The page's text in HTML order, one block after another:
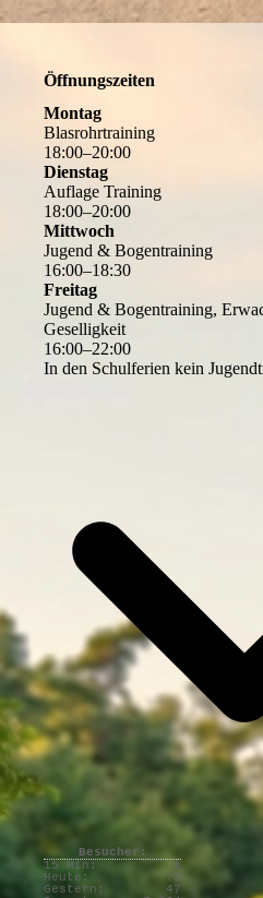
Öffnungszeiten
Montag
Blasrohrtraining
18:00–20:00
Dienstag
Auflage Training
18:00–20:00
Mittwoch
Jugend & Bogentraining
16:00–18:30
Freitag
Jugend & Bogentraining,
Geselligkeit
16:00–22:00
In den Schulferien kein